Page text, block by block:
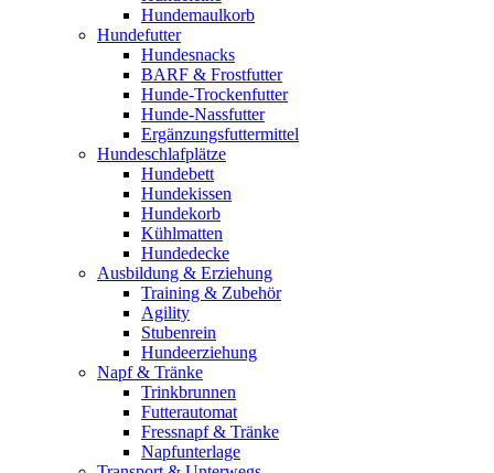
Hundemaulkorb
Hundefutter
Hundesnacks
BARF & Frostfutter
Hunde-Trockenfutter
Hunde-Nassfutter
Ergänzungsfuttermittel
Hundeschlafplätze
Hundebett
Hundekissen
Hundekorb
Kühlmatten
Hundedecke
Ausbildung & Erziehung
Training & Zubehör
Agility
Stubenrein
Hundeerziehung
Napf & Tränke
Trinkbrunnen
Futterautomat
Fressnapf & Tränke
Napfunterlage